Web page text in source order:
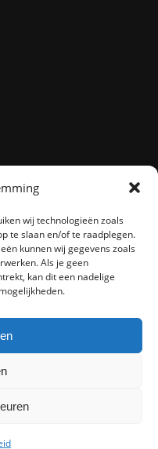
wij technologieën zoals
te slaan en/of te raadplegen.
kunnen wij gegevens zoals
Als je geen
kan dit een nadelige